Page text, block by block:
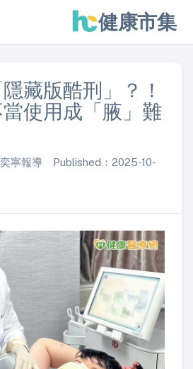
健康市集
藏版酷刑」？！
使用成「腋」難
奕寧報導 Published：2025-10-